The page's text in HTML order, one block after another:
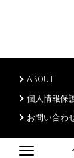
ABOUT
個人情報保
お問い合わ